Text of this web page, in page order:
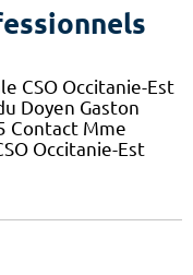
CSO Occitanie-Est
Doyen Gaston
Contact Mme
Occitanie-Est